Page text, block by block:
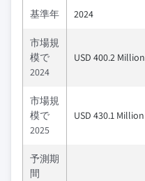
基準年 2024
市場規
模で
2024
USD 400.2 Million
市場規
模で
2025
USD 430.1 Million
予測期
間